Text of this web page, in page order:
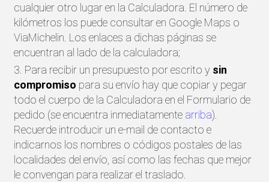
cualquier otro lugar en la Calculadora. El número de
kilómetros los puede consultar en Google Maps o
ViaMichelin. Los enlaces a dichas páginas se
encuentran al lado de la calculadora;
3. Para recibir un presupuesto por escrito y sin
compromiso para su envío hay que copiar y pegar
todo el cuerpo de la Calculadora en el Formulario de
pedido (se encuentra inmediatamente arriba).
Recuerde introducir un e-mail de contacto e
indicarnos los nombres o códigos postales de las
localidades del envío, así como las fechas que mejor
le convengan para realizar el traslado.